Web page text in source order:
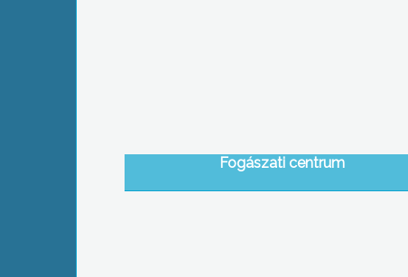
Fogászati centrum